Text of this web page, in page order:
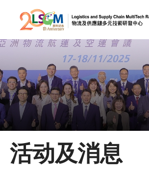
跳到内容（按回车键）
会员
A A EN
主页
关于LSCM
活动及消息